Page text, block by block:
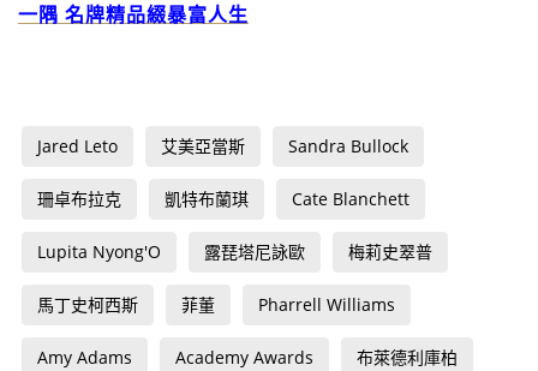
一隅 名牌精品綴暴富人生
Jared Leto 艾美亞當斯 Sandra Bullock
珊卓布拉克 凱特布蘭琪 Cate Blanchett
Lupita Nyong'O 露琵塔尼詠歐 梅莉史翠普
馬丁史柯西斯 菲董 Pharrell Williams
Amy Adams Academy Awards 布萊德利庫柏